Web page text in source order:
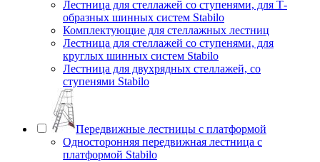
Лестница для стеллажей со ступенями, для Т-
образных шинных систем Stabilo
Комплектующие для стеллажных лестниц
Лестница для стеллажей со ступенями, для
круглых шинных систем Stabilo
Лестница для двухрядных стеллажей, со
ступенями Stabilo
Передвижные лестницы с платформой
Односторонняя передвижная лестница с
платформой Stabilo